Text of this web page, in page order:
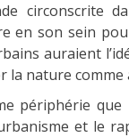
circonscrite
en son sein
auraient
la nature comme
périphérie
et le